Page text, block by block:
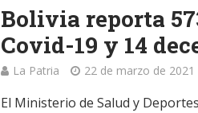
Bolivia reporta
Covid-19 y 14
La Patria 22 de marzo de 2021
El Ministerio de Salud y